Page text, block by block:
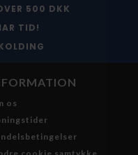
500 DKK
TID!
os